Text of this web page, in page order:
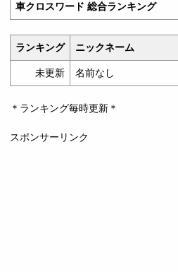
車クロスワード 総合ランキング
ランキング ニックネーム
未更新 名前なし
＊ランキング毎時更新＊
スポンサーリンク